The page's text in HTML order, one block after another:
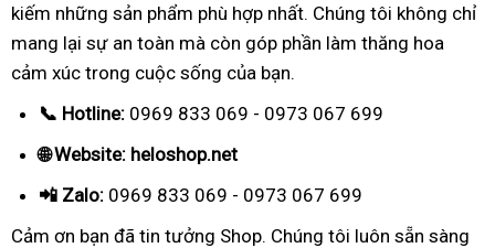
kiếm những sản phẩm phù hợp nhất. Chúng tôi không chỉ
mang lại sự an toàn mà còn góp phần làm thăng hoa
cảm xúc trong cuộc sống của bạn.
📞 Hotline: 0969 833 069 - 0973 067 699
🌐 Website: heloshop.net
📲 Zalo: 0969 833 069 - 0973 067 699
Cảm ơn bạn đã tin tưởng Shop. Chúng tôi luôn sẵn sàng